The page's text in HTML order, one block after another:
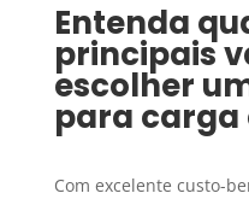
Entenda
principais
escolher
para carga
Com excelente custo-